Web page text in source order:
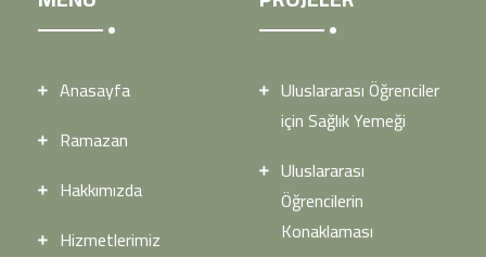
Anasayfa
Ramazan
Hakkımızda
Hizmetlerimiz
Uluslararası Öğrenciler
için Sağlık Yemeği
Uluslararası
Öğrencilerin
Konaklaması